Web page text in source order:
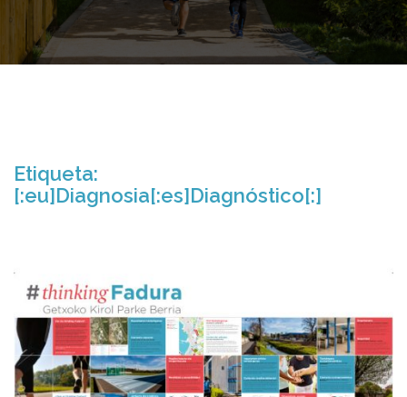
Etiqueta:
[:eu]Diagnosia[:es]Diagnóstico[:]